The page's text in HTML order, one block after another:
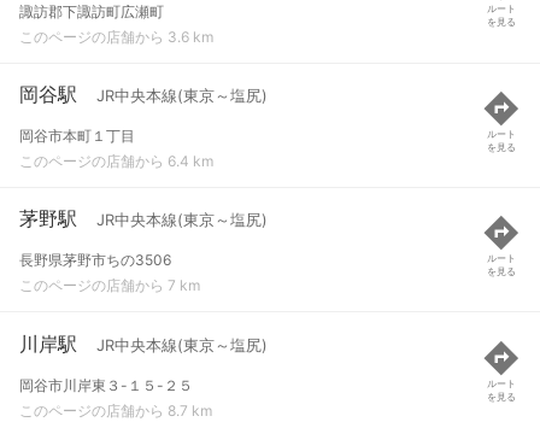
諏訪郡下諏訪町広瀬町
このページの店舗から 3.6 km
ルート
を見る
岡谷駅 JR中央本線(東京～塩尻)
岡谷市本町１丁目
このページの店舗から 6.4 km
ルート
を見る
茅野駅 JR中央本線(東京～塩尻)
長野県茅野市ちの3506
このページの店舗から 7 km
ルート
を見る
川岸駅 JR中央本線(東京～塩尻)
岡谷市川岸東３-１５-２５
このページの店舗から 8.7 km
ルート
を見る